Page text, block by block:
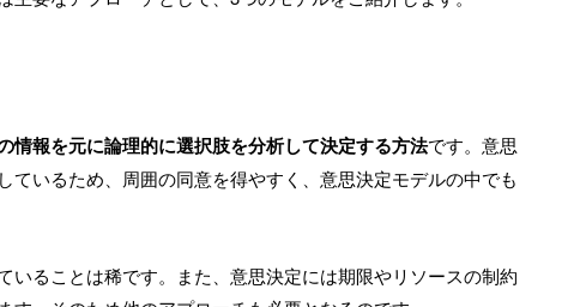
情報を元に論理的に選択肢を分析して決定する方法です。意思
いるため、周囲の同意を得やすく、意思決定モデルの中でも
ることは稀です。また、意思決定には期限やリソースの制約